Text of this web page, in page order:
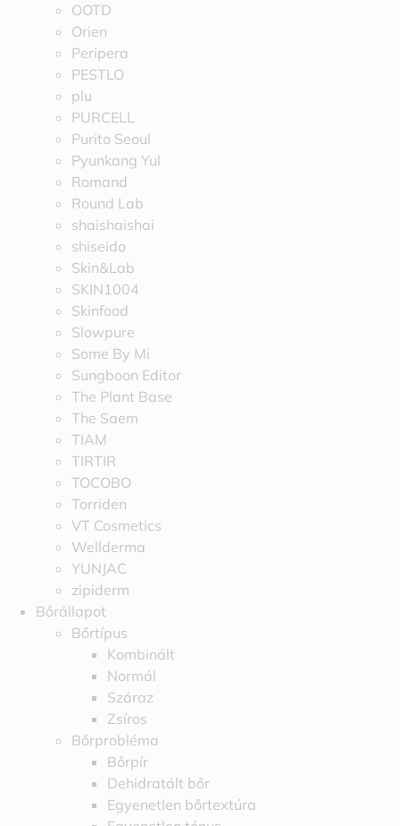
OOTD
Orien
Peripera
PESTLO
plu
PURCELL
Purito Seoul
Pyunkang Yul
Romand
Round Lab
shaishaishai
shiseido
Skin&Lab
SKIN1004
Skinfood
Slowpure
Some By Mi
Sungboon Editor
The Plant Base
The Saem
TIAM
TIRTIR
TOCOBO
Torriden
VT Cosmetics
Wellderma
YUNJAC
zipiderm
Bőrállapot
Bőrtípus
Kombinált
Normál
Száraz
Zsíros
Bőrprobléma
Bőrpír
Dehidratált bőr
Egyenetlen bőrtextúra